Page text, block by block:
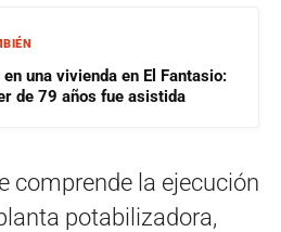
en una vivienda en El Fantasio:
de 79 años fue asistida
comprende la ejecución
potabilizadora,